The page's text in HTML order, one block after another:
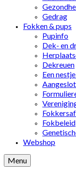
Gedrag
Fokken & pups
Pupinfo
Dek- en
Dekreuen
Een
Fokbeleid
Webshop
Menu